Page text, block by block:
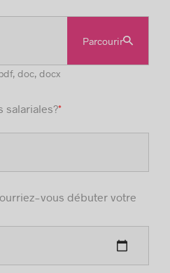
Parcourir
doc, docx
salariales?*
vous débuter votre